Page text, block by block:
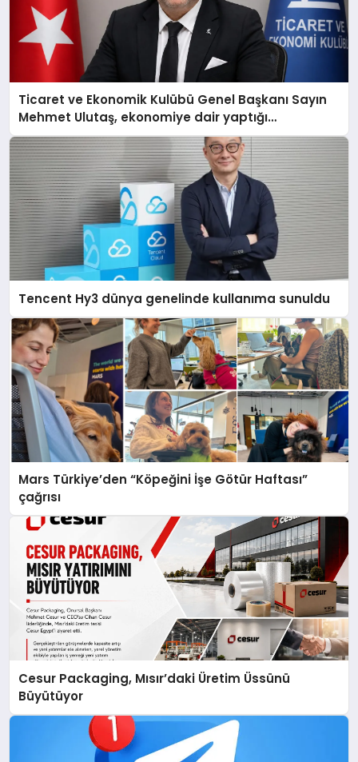
Ticaret ve Ekonomik Kulübü Genel Başkanı Sayın
Mehmet Ulutaş, ekonomiye dair yaptığı
açıklamada şunları kaydetti:
Tencent Hy3 dünya genelinde kullanıma sunuldu
Mars Türkiye’den “Köpeğini İşe Götür Haftası”
çağrısı
Cesur Packaging, Mısır’daki Üretim Üssünü
Büyütüyor